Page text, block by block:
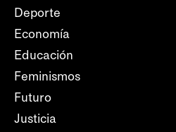
Deporte
Economía
Educación
Feminismos
Futuro
Justicia